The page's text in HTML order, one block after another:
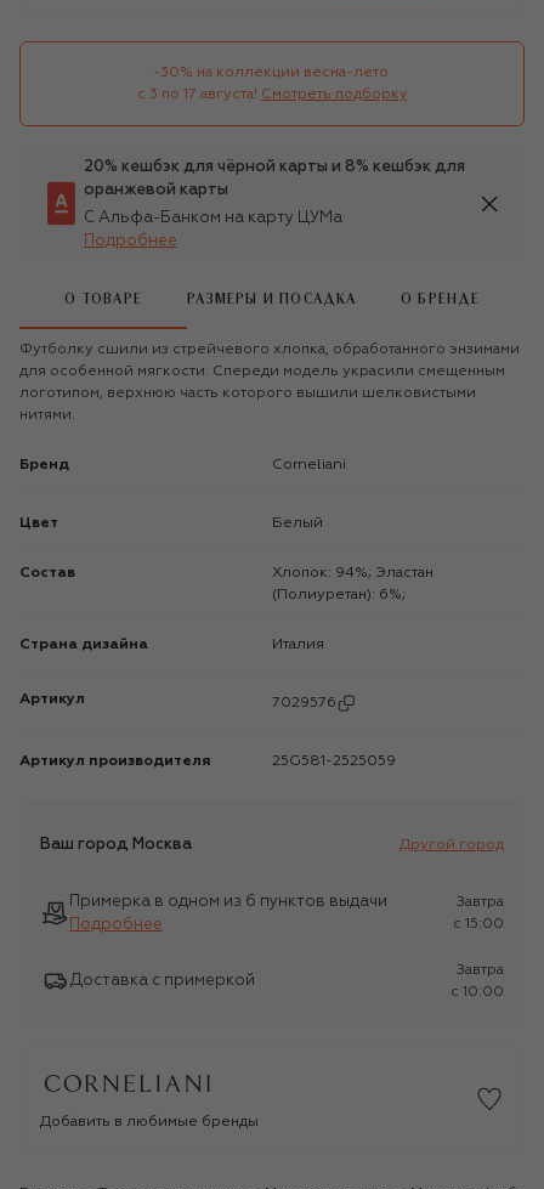
-30% на коллекции весна-лето
с 3 по 17 августа! Смотреть подборку
20% кешбэк для чёрной карты и 8% кешбэк для
оранжевой карты
С Альфа-Банком на карту ЦУМа
Подробнее
О ТОВАРЕ РАЗМЕРЫ И ПОСАДКА О БРЕНДЕ
Футболку сшили из стрейчевого хлопка, обработанного энзимами
для особенной мягкости. Спереди модель украсили смещенным
логотипом, верхнюю часть которого вышили шелковистыми
нитями.
Бренд Corneliani
Цвет Белый
Состав
Хлопок: 94%; Эластан
(Полиуретан): 6%;
Страна дизайна Италия
Артикул 7029576
Артикул производителя 25G581-2525059
Ваш город Москва Другой город
Примерка в одном из 6 пунктов выдачи
Подробнее
Завтра
c 15:00
Доставка с примеркой
Завтра
c 10:00
Добавить в любимые бренды